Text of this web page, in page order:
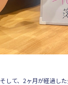
そして、2ヶ月が経過し